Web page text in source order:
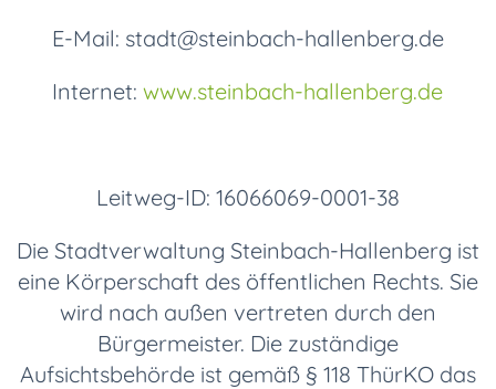
E-Mail: stadt@steinbach-hallenberg.de
Internet:www.steinbach-hallenberg.de
Leitweg-ID: 16066069-0001-38
Die Stadtverwaltung Steinbach-Hallenberg ist
eine Körperschaft des öffentlichen Rechts. Sie
wird nach außen vertreten durch den
Bürgermeister. Die zuständige
Aufsichtsbehörde ist gemäß § 118 ThürKO das